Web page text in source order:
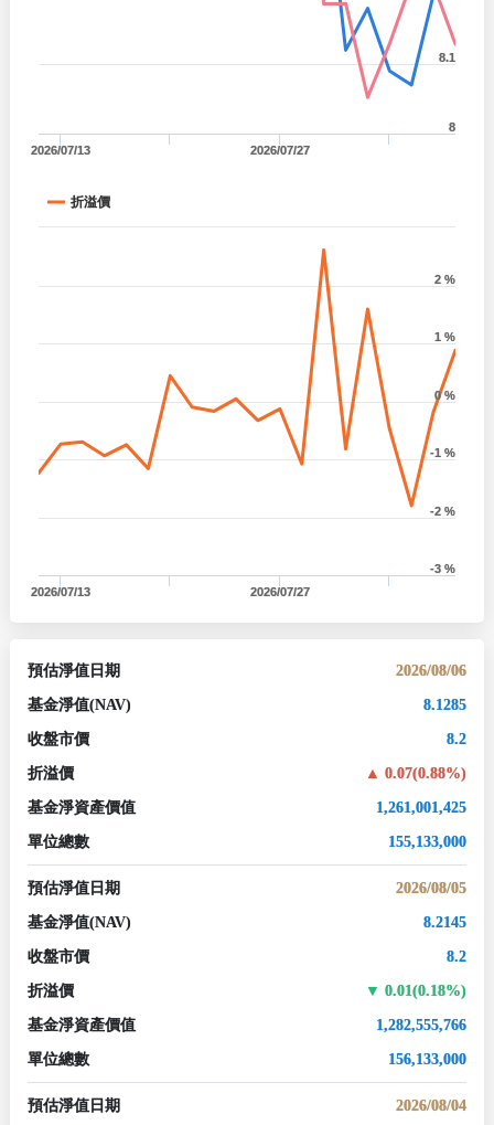
2026/07/13 2026/07/27
8
8.1
折溢價
2026/07/13 2026/07/27
-3 %
-2 %
-1 %
0 %
1 %
2 %
預估淨值日期 2026/08/06
基金淨值(NAV) 8.1285
收盤市價 8.2
折溢價 0.07(0.88%)
基金淨資產價值 1,261,001,425
單位總數 155,133,000
預估淨值日期 2026/08/05
基金淨值(NAV) 8.2145
收盤市價 8.2
折溢價 0.01(0.18%)
基金淨資產價值 1,282,555,766
單位總數 156,133,000
預估淨值日期 2026/08/04